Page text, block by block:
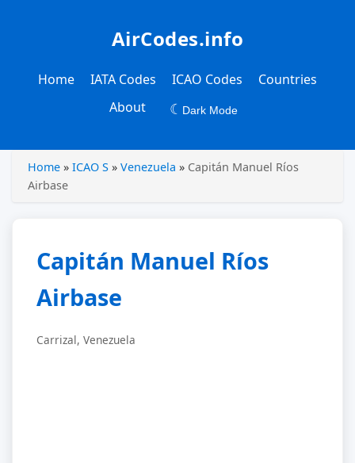
AirCodes.info
Home IATA Codes ICAO Codes
Countries
About
☾ Dark Mode
Home » ICAO S » Venezuela » Capitán Manuel Ríos
Airbase
Capitán Manuel Ríos
Airbase
Carrizal, Venezuela